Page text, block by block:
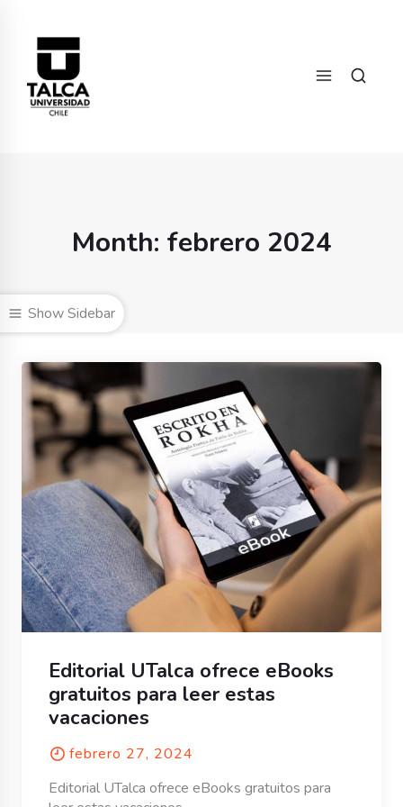
Show Sidebar
Month: febrero 2024
Editorial UTalca ofrece eBooks
gratuitos para leer estas
vacaciones
febrero 27, 2024
Editorial UTalca ofrece eBooks gratuitos para